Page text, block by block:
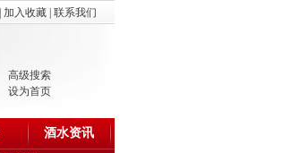
加入收藏 联系我们
高级搜索
设为首页
酒水资讯